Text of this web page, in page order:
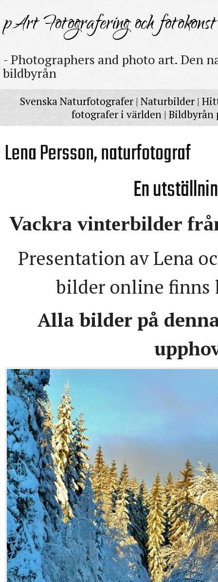
pArt Fotografering och fotokonst
- Photographers and photo art. Den
bildbyrån
Svenska Naturfotografer|Naturbilder|
fotografer i världen|Bildbyrån
Lena Persson, naturfotograf
En
Vackra vinterbilder
Presentation av Lena
bilder online finns
Alla bilder på